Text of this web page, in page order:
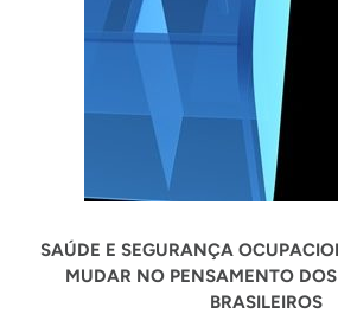
SAÚDE E SEGURANÇA
MUDAR NO PENSAMENTO
BRASILEIROS